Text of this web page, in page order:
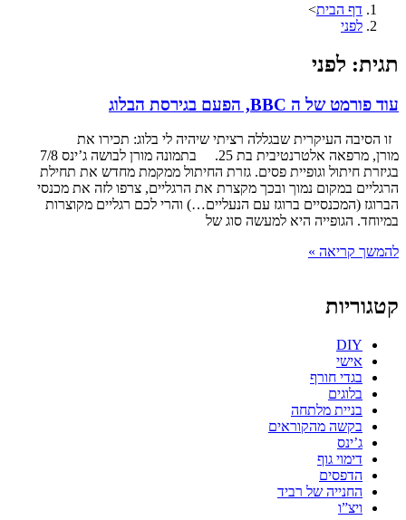
דף הבית>
לפני
תגית: לפני
עוד פורמט של ה BBC, הפעם בגירסת הבלוג
זו הסיבה העיקרית שבגללה רציתי שיהיה לי בלוג: תכירו את
מורן, מרפאה אלטרנטיבית בת 25. בתמונה מורן לבושה ג’ינס 7/8
בגיזרת חיתול וגופיית פסים. גזרת החיתול ממקמת מחדש את תחילת
הרגליים במקום נמוך ובכך מקצרת את הרגליים, צרפו לזה את מכנסי
הברוגז (המכנסיים ברוגז עם הנעליים…) והרי לכם רגליים מקוצרות
במיוחד. הגופייה היא למעשה סוג של
להמשך קריאה »
קטגוריות
DIY
אישי
בגדי חורף
בלוגים
בניית מלתחה
בקשה מהקוראים
ג’ינס
דימוי גוף
הדפסים
החנייה של רביד
ויצ”ו